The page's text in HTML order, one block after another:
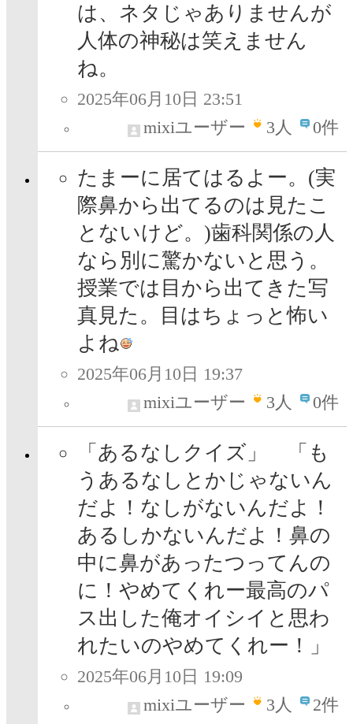
は、ネタじゃありませんが
人体の神秘は笑えません
ね。
2025年06月10日 23:51
mixiユーザー
3人 0件
たまーに居てはるよー。(実
際鼻から出てるのは見たこ
とないけど。)歯科関係の人
なら別に驚かないと思う。
授業では目から出てきた写
真見た。目はちょっと怖い
よね
2025年06月10日 19:37
mixiユーザー
3人 0件
「あるなしクイズ」 「も
うあるなしとかじゃないん
だよ！なしがないんだよ！
あるしかないんだよ！鼻の
中に鼻があったつってんの
に！やめてくれー最高のパ
ス出した俺オイシイと思わ
れたいのやめてくれー！」
2025年06月10日 19:09
mixiユーザー
3人 2件